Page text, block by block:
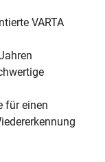
VARTA
für einen